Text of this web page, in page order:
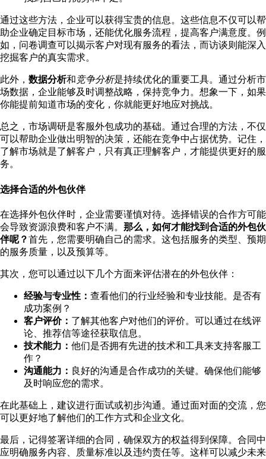
通过这些方法，企业可以获得宝贵的信息。这些信息不仅可以帮
助企业确定目标市场，还能优化服务流程，提高客户满意度。例
如，问卷调查可以揭示客户对现有服务的看法，而访谈则能深入
挖掘客户的真实需求。
此外， 数据分析和 竞争分析是持续优化的重要工具。通过分析市
场数据，企业能够及时调整战略，保持竞争力。想象一下，如果
你能提前知道市场的变化，你就能更好地应对挑战。
总之，市场调研是客服外包成功的基础。通过合理的方法，不仅
可以帮助企业做出明智的决策，还能在竞争中占据优势。记住，
了解市场就是了解客户，只有真正理解客户，才能提供更好的服
务。
选择合适的外包伙伴
在选择外包伙伴时，企业需要谨慎对待。选择错误的合作方可能
会导致资源浪费和客户不满。 那么，如何才能找到合适的外包伙
伴呢？首先，您需要明确自己的需求。这包括服务的类型、预期
的服务质量，以及预算等。
其次，您可以通过以下几个方面来评估潜在的外包伙伴：
经验与专业性： 查看他们的行业经验和专业技能。是否有
成功案例？
客户评价： 了解其他客户对他们的评价。可以通过在线评
论、推荐信等途径获取信息。
技术能力： 他们是否拥有先进的技术和工具来支持客服工
作？
沟通能力： 良好的沟通是合作成功的关键。确保他们能够
及时响应您的需求。
在此基础上，建议进行面试或初步沟通。通过面对面的交流，您
可以更好地了解他们的工作方式和企业文化。
最后，记得签署详细的合同，确保双方的权益得到保障。合同中
应明确服务内容、质量标准以及违约责任等。这样可以减少未来